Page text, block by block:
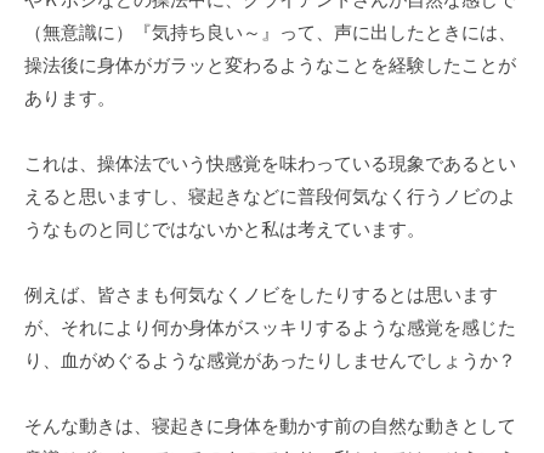
（無意識に）『気持ち良い～』って、声に出したときには、
操法後に身体がガラッと変わるようなことを経験したことが
あります。
これは、操体法でいう快感覚を味わっている現象であるとい
えると思いますし、寝起きなどに普段何気なく行うノビのよ
うなものと同じではないかと私は考えています。
例えば、皆さまも何気なくノビをしたりするとは思います
が、それにより何か身体がスッキリするような感覚を感じた
り、血がめぐるような感覚があったりしませんでしょうか？
そんな動きは、寝起きに身体を動かす前の自然な動きとして